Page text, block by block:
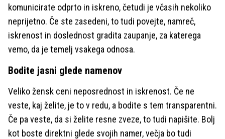
komunicirate odprto in iskreno, četudi je včasih nekoliko
neprijetno. Če ste zasedeni, to tudi povejte, namreč,
iskrenost in doslednost gradita zaupanje, za katerega
vemo, da je temelj vsakega odnosa.
Bodite jasni glede namenov
Veliko žensk ceni neposrednost in iskrenost. Če ne
veste, kaj želite, je to v redu, a bodite s tem transparentni.
Če pa veste, da si želite resne zveze, to tudi napišite. Bolj
kot boste direktni glede svojih namer, večja bo tudi